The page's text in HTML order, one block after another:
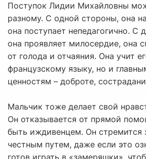
Поступок Лидии Михайловны
разному. С одной стороны, она
она поступает непедагогично. С
она проявляет милосердие, она
от голода и отчаяния. Она учит
французскому языку, но и
ценностям – доброте,
Мальчик тоже делает свой
Он отказывается от прямой
быть иждивенцем. Он стремится
честным путем, даже если это